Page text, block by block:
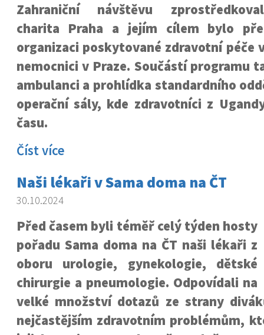
Zahraniční návštěvu
charita Praha a jejím cílem bylo
organizaci poskytované zdravotní péče
nemocnici v Praze. Součástí programu
ambulanci a prohlídka standardního
operační sály, kde zdravotníci z
času.
Číst více
Naši lékaři v Sama doma na ČT
30.10.2024
Před časem byli téměř celý týden hosty
pořadu Sama doma na ČT naši lékaři z
oboru urologie, gynekologie, dětské
chirurgie a pneumologie. Odpovídali na
velké množství dotazů ze strany
nejčastějším zdravotním problémům,